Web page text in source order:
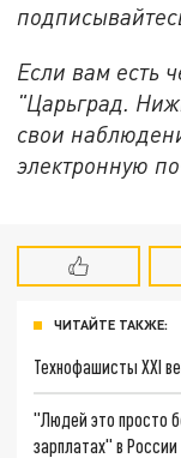
Если вам есть
"Царьград.
свои
электронную
ЧИТАЙТЕ ТАКЖЕ:
Технофашисты XXI
"Людей это просто
зарплатах" в России